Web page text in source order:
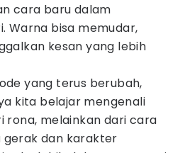
cara baru dalam
Warna bisa memudar,
kesan yang lebih
yang terus berubah,
kita belajar mengenali
rona, melainkan dari cara
gerak dan karakter